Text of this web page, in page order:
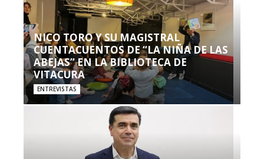
NICO TORO Y SU MAGISTRAL
CUENTACUENTOS DE “LA NIÑA DE LAS
ABEJAS” EN LA BIBLIOTECA DE
VITACURA
ENTREVISTAS